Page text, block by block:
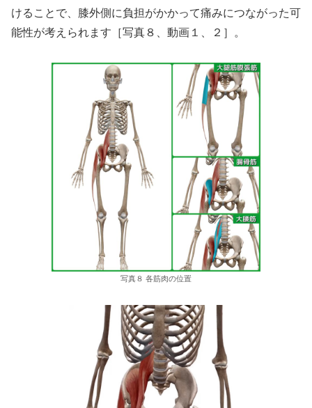
けることで、膝外側に負担がかかって痛みにつながった可
能性が考えられます［写真８、動画１、２］。
写真８ 各筋肉の位置